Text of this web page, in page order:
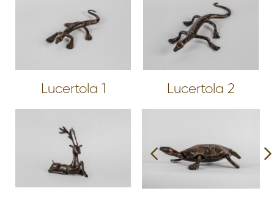
Lucertola 1 Lucertola 2